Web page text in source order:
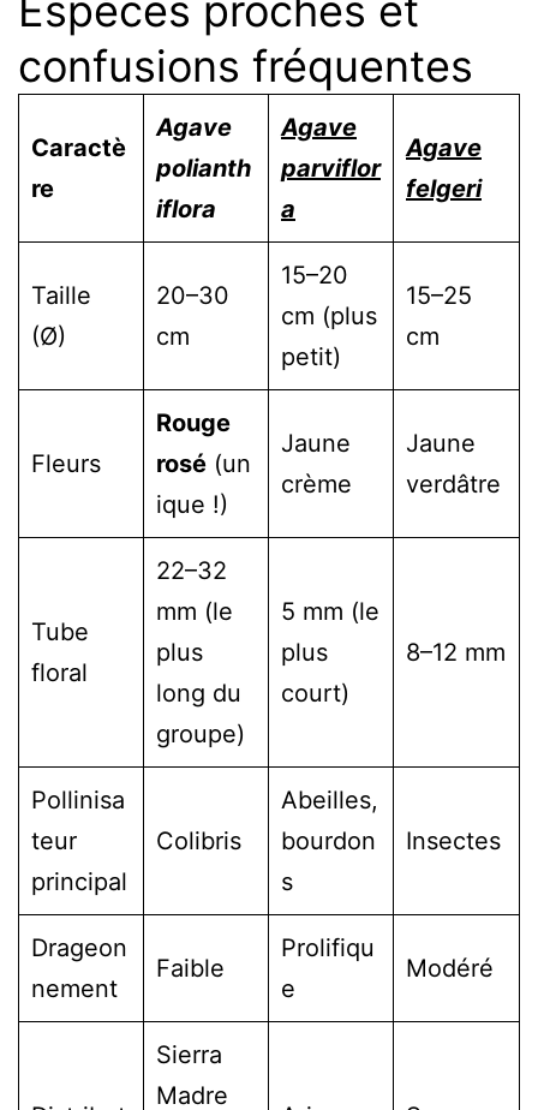
confusions fréquentes
Caractè
re
Agave
polianth
iflora
Agave
parviflor
a
Agave
felgeri
Taille
(Ø)
20–30
cm
15–20
cm (plus
petit)
15–25
cm
Fleurs
Rouge
rosé (un
ique !)
Jaune
crème
Jaune
verdâtre
Tube
floral
22–32
mm (le
plus
long du
groupe)
5 mm (le
plus
court)
8–12 mm
Pollinisa
teur
principal
Colibris
Abeilles,
bourdon
s
Insectes
Drageon
nement
Faible
Prolifiqu
e
Modéré
Sierra
Madre